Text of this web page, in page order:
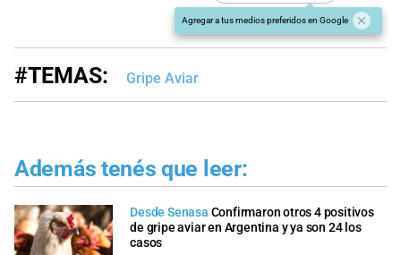
Agregar a tus medios preferidos en Google
#TEMAS: Gripe Aviar
Además tenés que leer:
Desde Senasa Confirmaron otros 4 positivos
de gripe aviar en Argentina y ya son 24 los
casos